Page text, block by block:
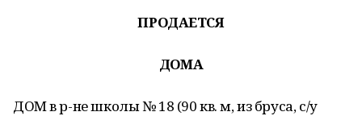
ПРОДАЕТСЯ
ДОМА
ДОМ в р-не школы № 18 (90 кв. м, из бруса, с/у